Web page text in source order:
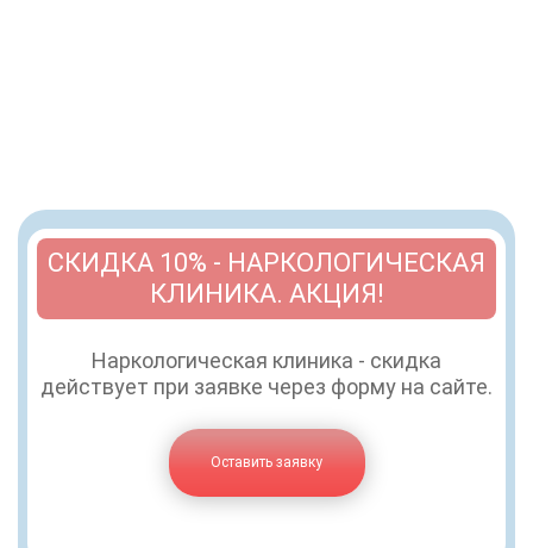
СКИДКА 10% - НАРКОЛОГИЧЕСКАЯ
КЛИНИКА. АКЦИЯ!
Наркологическая клиника - скидка
действует при заявке через форму на сайте.
Оставить заявку